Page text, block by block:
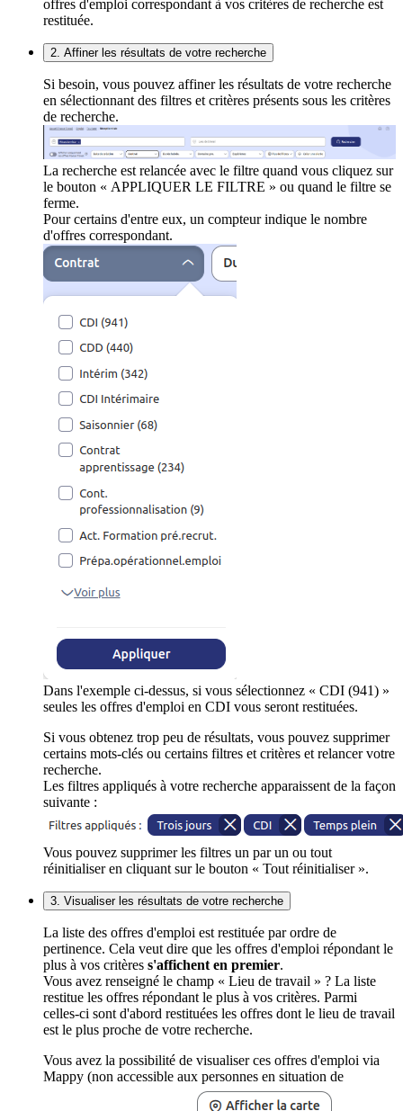
offres d'emploi correspondant à vos critères de recherche est
restituée.
2. Affiner les résultats de votre recherche
Si besoin, vous pouvez affiner les résultats de votre recherche
en sélectionnant des filtres et critères présents sous les critères
de recherche.
La recherche est relancée avec le filtre quand vous cliquez sur
le bouton « APPLIQUER LE FILTRE » ou quand le filtre se
ferme.
Pour certains d'entre eux, un compteur indique le nombre
d'offres correspondant.
Dans l'exemple ci-dessus, si vous sélectionnez « CDI (941) »
seules les offres d'emploi en CDI vous seront restituées.
Si vous obtenez trop peu de résultats, vous pouvez supprimer
certains mots-clés ou certains filtres et critères et relancer votre
recherche.
Les filtres appliqués à votre recherche apparaissent de la façon
suivante :
Vous pouvez supprimer les filtres un par un ou tout
réinitialiser en cliquant sur le bouton « Tout réinitialiser ».
3. Visualiser les résultats de votre recherche
La liste des offres d'emploi est restituée par ordre de
pertinence. Cela veut dire que les offres d'emploi répondant le
plus à vos critères s'affichent en premier.
Vous avez renseigné le champ « Lieu de travail » ? La liste
restitue les offres répondant le plus à vos critères. Parmi
celles-ci sont d'abord restituées les offres dont le lieu de travail
est le plus proche de votre recherche.
Vous avez la possibilité de visualiser ces offres d'emploi via
Mappy (non accessible aux personnes en situation de